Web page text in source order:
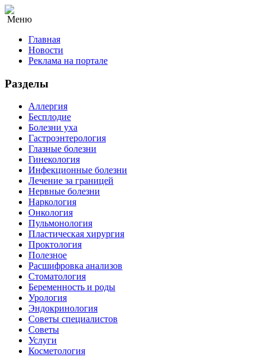
Меню
Главная
Новости
Реклама на портале
Разделы
Аллергия
Бесплодие
Болезни уха
Гастроэнтерология
Глазные болезни
Гинекология
Инфекционные болезни
Лечение за границей
Нервные болезни
Наркология
Онкология
Пульмонология
Пластическая хирургия
Проктология
Полезное
Расшифровка анализов
Стоматология
Беременность и роды
Урология
Эндокринология
Советы специалистов
Советы
Услуги
Косметология